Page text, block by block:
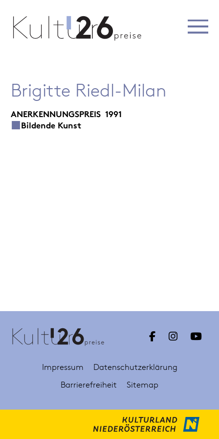
Brigitte Riedl-Milan
ANERKENNUNGSPREIS 1991
Bildende Kunst
Impressum
Datenschutzerklärung
Barrierefreiheit
Sitemap